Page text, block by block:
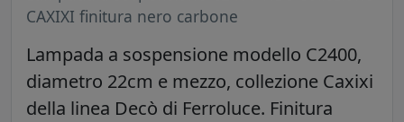
CAXIXI finitura nero carbone
Lampada a sospensione modello C2400,
diametro 22cm e mezzo, collezione Caxixi
della linea Decò di Ferroluce. Finitura